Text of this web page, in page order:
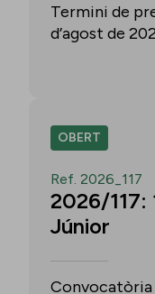
Termini de
d’agost de
OBERT
Ref. 2026_117
2026/117:
Júnior
Convocatòria